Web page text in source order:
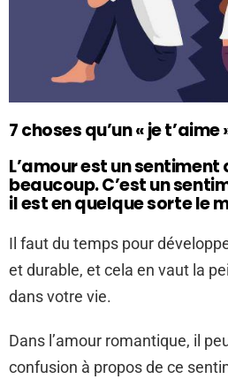
7 choses qu’un « je
L’amour est un sentiment
beaucoup. C’est un
il est en quelque sorte le
Il faut du temps pour
et durable, et cela en vaut la
dans votre vie.
Dans l’amour romantique, il
confusion à propos de ce